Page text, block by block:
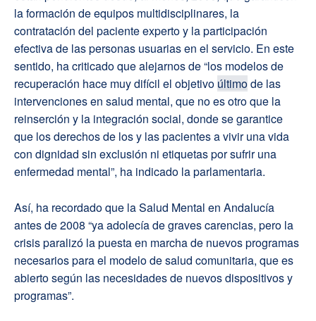
la formación de equipos multidisciplinares, la
contratación del paciente experto y la participación
efectiva de las personas usuarias en el servicio. En este
sentido, ha criticado que alejarnos de “los modelos de
recuperación hace muy difícil el objetivo últimode las
intervenciones en salud mental, que no es otro que la
reinserción y la integración social, donde se garantice
que los derechos de los y las pacientes a vivir una vida
con dignidad sin exclusión ni etiquetas por sufrir una
enfermedad mental”, ha indicado la parlamentaria.
Así, ha recordado que la Salud Mental en Andalucía
antes de 2008 “ya adolecía de graves carencias, pero la
crisis paralizó la puesta en marcha de nuevos programas
necesarios para el modelo de salud comunitaria, que es
abierto según las necesidades de nuevos dispositivos y
programas”.